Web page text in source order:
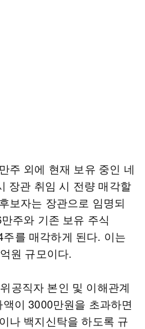
주 외에 현재 보유 중인 네
장관 취임 시 전량 매각할
보자는 장관으로 임명되
주와 기존 보유 주식
를 매각하게 된다. 이는
원 규모이다.
공직자 본인 및 이해관계
이 3000만원을 초과하면
나 백지신탁을 하도록 규